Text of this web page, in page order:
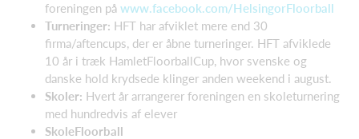
foreningen på www.facebook.com/HelsingorFloorball
Turneringer: HFT har afviklet mere end 30
firma/aftencups, der er åbne turneringer. HFT afviklede
10 år i træk HamletFloorballCup, hvor svenske og
danske hold krydsede klinger anden weekend i august.
Skoler: Hvert år arrangerer foreningen en skoleturnering
med hundredvis af elever
SkoleFloorball